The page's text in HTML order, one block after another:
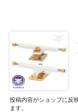
投稿内容がショップに反
ます。